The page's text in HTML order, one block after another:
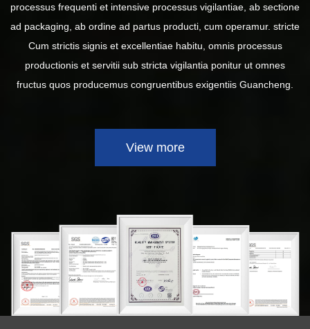
processus frequenti et intensive processus vigilantiae, ab sectione
ad packaging, ab ordine ad partus producti, cum operamur. stricte
Cum strictis signis et excellentiae habitu, omnis processus
productionis et servitii sub stricta vigilantia ponitur ut omnes
fructus quos producemus congruentibus exigentiis Guancheng.
View more